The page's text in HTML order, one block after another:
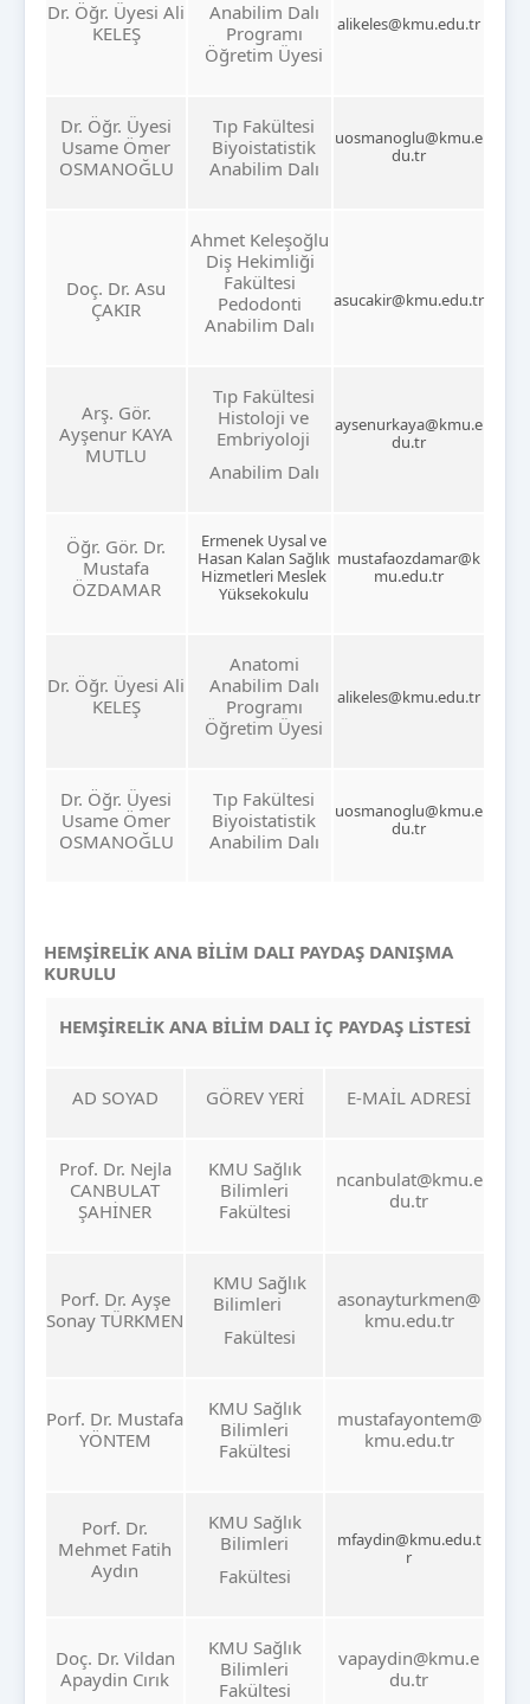
Dr. Öğr. Üyesi Ali
KELEŞ
Anabilim Dalı
Programı
Öğretim Üyesi
alikeles@kmu.edu.tr
Dr. Öğr. Üyesi
Usame Ömer
OSMANOĞLU
Tıp Fakültesi
Biyoistatistik
Anabilim Dalı
uosmanoglu@kmu.e
du.tr
Doç. Dr. Asu
ÇAKIR
Ahmet Keleşoğlu
Diş Hekimliği
Fakültesi
Pedodonti
Anabilim Dalı
asucakir@kmu.edu.tr
Arş. Gör.
Ayşenur KAYA
MUTLU
Tıp Fakültesi
Histoloji ve
Embriyoloji
Anabilim Dalı
aysenurkaya@kmu.e
du.tr
Öğr. Gör. Dr.
Mustafa
ÖZDAMAR
Ermenek Uysal ve
Hasan Kalan Sağlık
Hizmetleri Meslek
Yüksekokulu
mustafaozdamar@k
mu.edu.tr
Dr. Öğr. Üyesi Ali
KELEŞ
Anatomi
Anabilim Dalı
Programı
Öğretim Üyesi
alikeles@kmu.edu.tr
Dr. Öğr. Üyesi
Usame Ömer
OSMANOĞLU
Tıp Fakültesi
Biyoistatistik
Anabilim Dalı
uosmanoglu@kmu.e
du.tr
HEMŞİRELİK ANA BİLİM DALI PAYDAŞ DANIŞMA
KURULU
HEMŞİRELİK ANA BİLİM DALI İÇ PAYDAŞ LİSTESİ
AD SOYAD GÖREV YERİ E-MAİL ADRESİ
Prof. Dr. Nejla
CANBULAT
ŞAHİNER
KMU Sağlık
Bilimleri
Fakültesi
ncanbulat@kmu.e
du.tr
Porf. Dr. Ayşe
Sonay TÜRKMEN
KMU Sağlık
Bilimleri
Fakültesi
asonayturkmen@
kmu.edu.tr
Porf. Dr. Mustafa
YÖNTEM
KMU Sağlık
Bilimleri
Fakültesi
mustafayontem@
kmu.edu.tr
Porf. Dr.
Mehmet Fatih
Aydın
KMU Sağlık
Bilimleri
Fakültesi
mfaydin@kmu.edu.t
r
Doç. Dr. Vildan
Apaydin Cırık
KMU Sağlık
Bilimleri
Fakültesi
vapaydin@kmu.e
du.tr